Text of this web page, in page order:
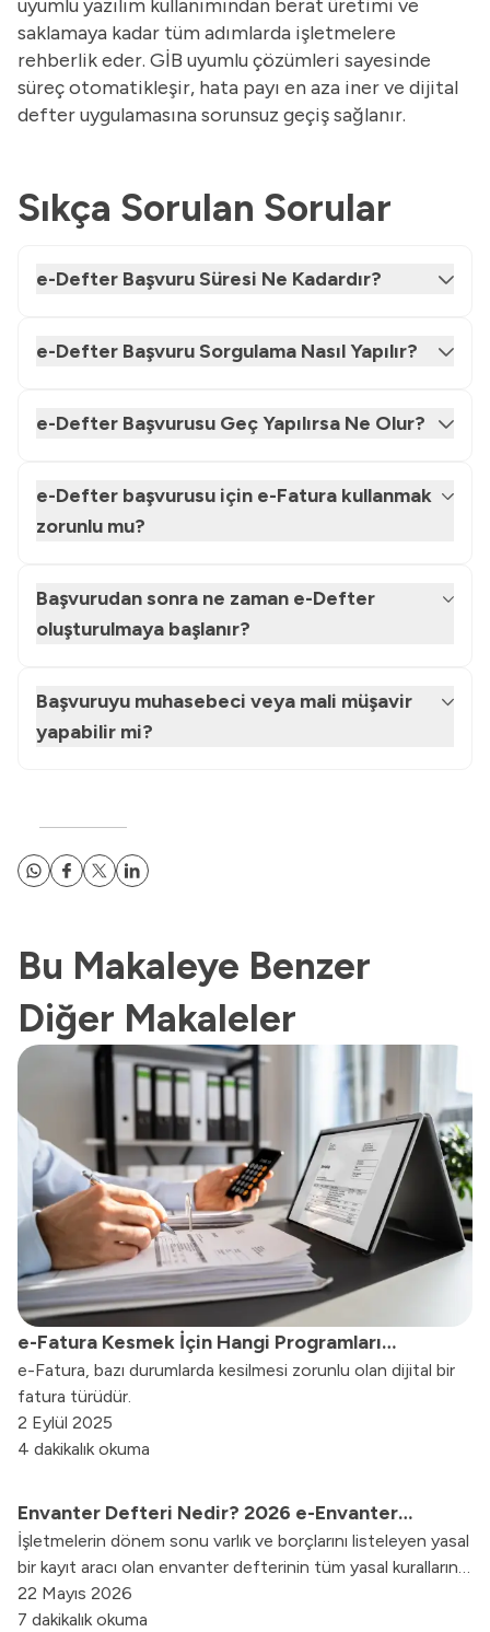
uyumlu yazılım kullanımından berat üretimi ve
saklamaya kadar tüm adımlarda işletmelere
rehberlik eder. GİB uyumlu çözümleri sayesinde
süreç otomatikleşir, hata payı en aza iner ve dijital
defter uygulamasına sorunsuz geçiş sağlanır.
Sıkça Sorulan Sorular
e-Defter Başvuru Süresi Ne Kadardır?
e-Defter Başvuru Sorgulama Nasıl Yapılır?
e-Defter Başvurusu Geç Yapılırsa Ne Olur?
e-Defter başvurusu için e-Fatura kullanmak
zorunlu mu?
Başvurudan sonra ne zaman e-Defter
oluşturulmaya başlanır?
Başvuruyu muhasebeci veya mali müşavir
yapabilir mi?
Bu Makaleye Benzer
Diğer Makaleler
e-Fatura Kesmek İçin Hangi Programları
Kullanabilirsiniz?
e-Fatura, bazı durumlarda kesilmesi zorunlu olan dijital bir
fatura türüdür.
2 Eylül 2025
4 dakikalık okuma
Envanter Defteri Nedir? 2026 e-Envanter
Rehberi
İşletmelerin dönem sonu varlık ve borçlarını listeleyen yasal
bir kayıt aracı olan envanter defterinin tüm yasal kurallarını,
kimler tarafından tutulması gerektiğini ve 2026 yılındaki
yeni e-envanter dönüşüm sürecini bu rehberde
22 Mayıs 2026
7 dakikalık okuma